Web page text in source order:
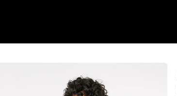
NOTIFICARME